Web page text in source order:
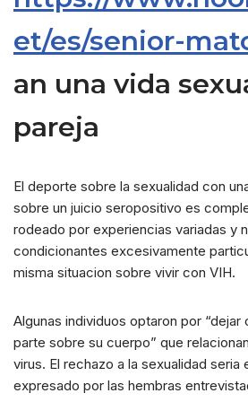
et/es/senior-
an una vida
pareja
El deporte sobre la sexualidad con
sobre un juicio seropositivo es
rodeado por experiencias variadas y
condicionantes excesivamente
misma situacion sobre vivir con VIH.
Algunas individuos optaron por
parte sobre su cuerpo” que
virus. El rechazo a la sexualidad seri­a
expresado por las hembras